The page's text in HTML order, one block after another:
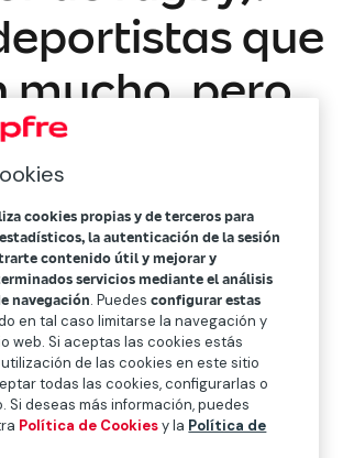
que
mucho, pero
bien
y su
vida puede
cookies propias y de terceros para
la autenticación de la sesión
contenido útil y mejorar y
servicios mediante el análisis
navegación. Puedesconfigurar estas
en tal caso limitarse la navegación y
web. Si aceptas las cookies estás
de las cookies en este sitio
todas las cookies, configurarlas o
Si deseas más información, puedes
Política de Cookiesy la Política de